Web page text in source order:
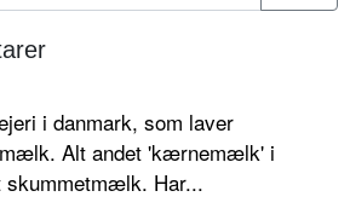
i danmark, som laver
Alt andet 'kærnemælk' i
skummetmælk. Har...